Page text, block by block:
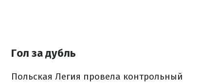
Гол за дубль
Польская Легия провела контрольный